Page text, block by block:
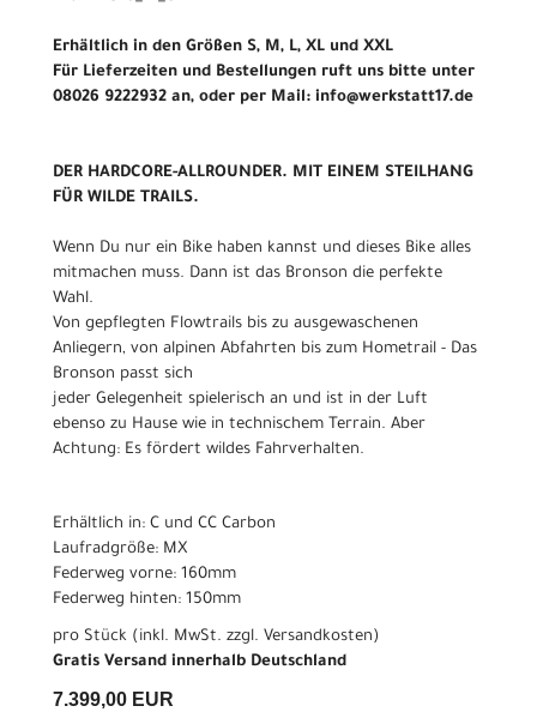
Erhältlich in den Größen S, M, L, XL und XXL
Für Lieferzeiten und Bestellungen ruft uns bitte unter
08026 9222932 an, oder per Mail: info@werkstatt17.de
DER HARDCORE-ALLROUNDER. MIT EINEM STEILHANG
FÜR WILDE TRAILS.
Wenn Du nur ein Bike haben kannst und dieses Bike alles
mitmachen muss. Dann ist das Bronson die perfekte
Wahl.
Von gepflegten Flowtrails bis zu ausgewaschenen
Anliegern, von alpinen Abfahrten bis zum Hometrail - Das
Bronson passt sich
jeder Gelegenheit spielerisch an und ist in der Luft
ebenso zu Hause wie in technischem Terrain. Aber
Achtung: Es fördert wildes Fahrverhalten.
Erhältlich in: C und CC Carbon
Laufradgröße: MX
Federweg vorne: 160mm
Federweg hinten: 150mm
pro Stück (inkl. MwSt. zzgl. Versandkosten)
Gratis Versand innerhalb Deutschland
7.399,00 EUR